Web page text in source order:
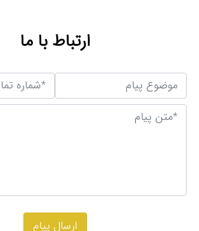
ارتباط با ما